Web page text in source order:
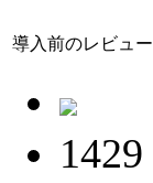
導入前のレビュー
1429